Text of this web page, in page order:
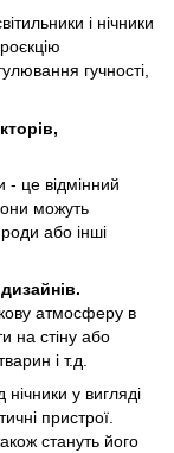
і нічники
гучності,
- це відмінний
можуть
або інші
атмосферу в
на стіну або
і т.д.
у вигляді
пристрої.
стануть його